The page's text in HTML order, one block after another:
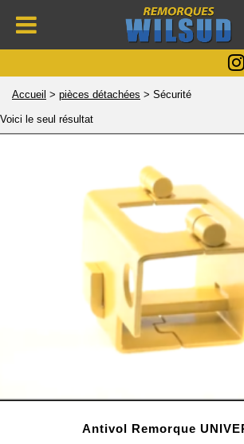
Accueil > pièces détachées > Sécurité
Voici le seul résultat
Antivol Remorque